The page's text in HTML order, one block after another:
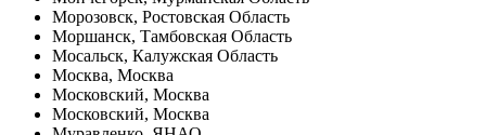
Морозовск, Ростовская Область
Моршанск, Тамбовская Область
Мосальск, Калужская Область
Москва, Москва
Московский, Москва
Московский, Москва